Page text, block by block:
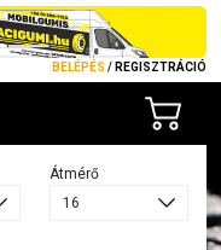
BELÉPÉS / REGISZTRÁCIÓ
Átmérő